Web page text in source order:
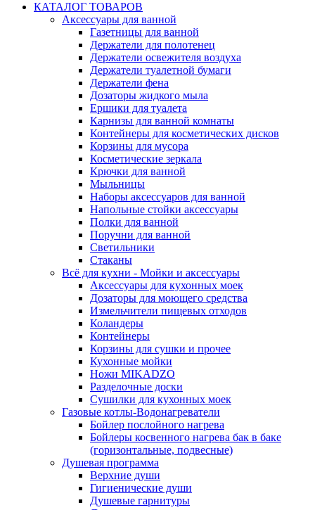
КАТАЛОГ ТОВАРОВ
Аксессуары для ванной
Газетницы для ванной
Держатели для полотенец
Держатели освежителя воздуха
Держатели туалетной бумаги
Держатели фена
Дозаторы жидкого мыла
Ершики для туалета
Карнизы для ванной комнаты
Контейнеры для косметических дисков
Корзины для мусора
Косметические зеркала
Крючки для ванной
Мыльницы
Наборы аксессуаров для ванной
Напольные стойки аксессуары
Полки для ванной
Поручни для ванной
Светильники
Стаканы
Всё для кухни - Мойки и аксессуары
Аксессуары для кухонных моек
Дозаторы для моющего средства
Измельчители пищевых отходов
Коландеры
Контейнеры
Корзины для сушки и прочее
Кухонные мойки
Ножи MIKADZO
Разделочные доски
Сушилки для кухонных моек
Газовые котлы-Водонагреватели
Бойлер послойного нагрева
Бойлеры косвенного нагрева бак в баке
(горизонтальные, подвесные)
Душевая программа
Верхние души
Гигиенические души
Душевые гарнитуры